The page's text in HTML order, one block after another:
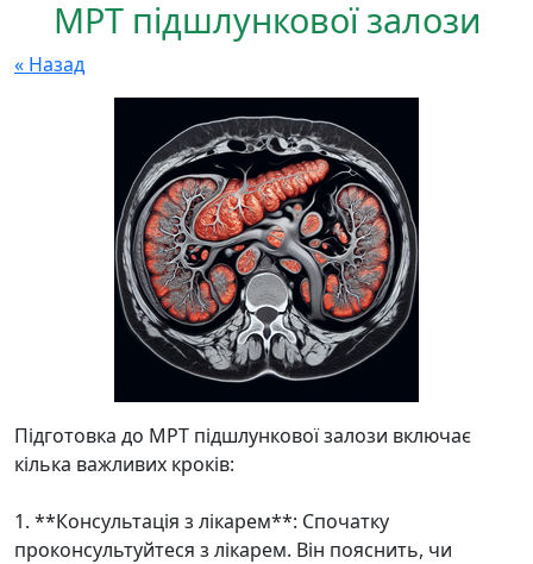
МРТ підшлункової залози
« Назад
Підготовка до МРТ підшлункової залози включає
кілька важливих кроків:
1. **Консультація з лікарем**: Спочатку
проконсультуйтеся з лікарем. Він пояснить, чи